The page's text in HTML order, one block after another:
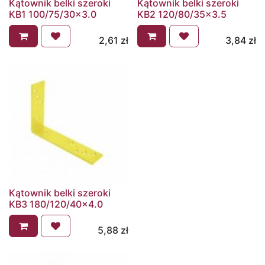
Kątownik belki szeroki
KB1 100/75/30x3.0
2,61 zł
Kątownik belki szeroki
KB2 120/80/35x3.5
3,84 zł
Kątownik belki szeroki
KB3 180/120/40x4.0
5,88 zł